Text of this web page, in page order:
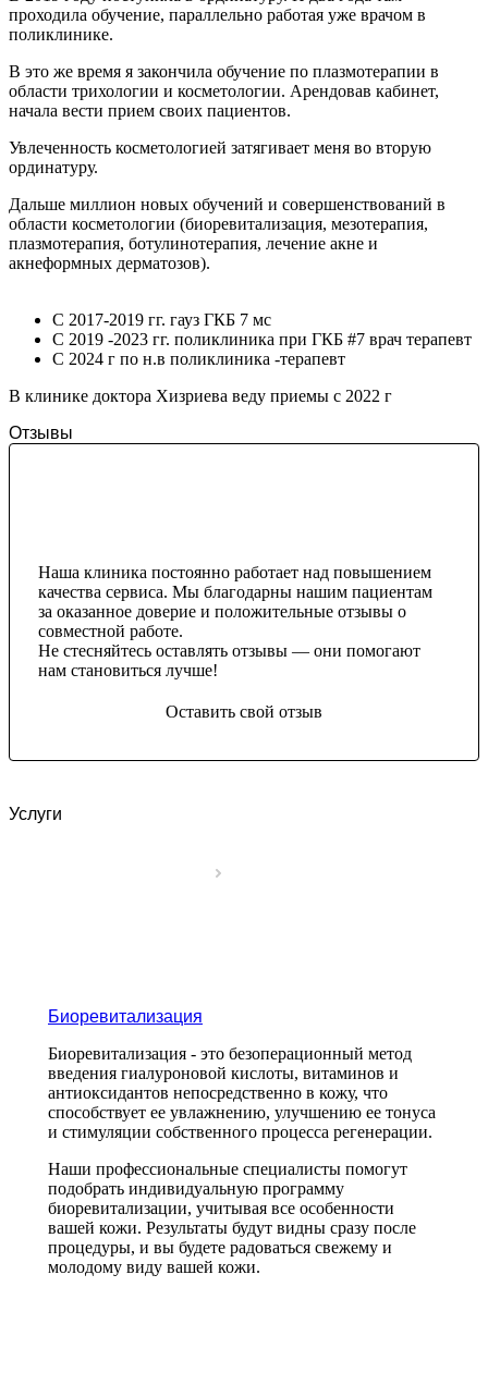
проходила обучение, параллельно работая уже врачом в
поликлинике.
В это же время я закончила обучение по плазмотерапии в
области трихологии и косметологии. Арендовав кабинет,
начала вести прием своих пациентов.
Увлеченность косметологией затягивает меня во вторую
ординатуру.
Дальше миллион новых обучений и совершенствований в
области косметологии (биоревитализация, мезотерапия,
плазмотерапия, ботулинотерапия, лечение акне и
акнеформных дерматозов).
С 2017-2019 гг. гауз ГКБ 7 мс
С 2019 -2023 гг. поликлиника при ГКБ #7 врач терапевт
С 2024 г по н.в поликлиника -терапевт
В клинике доктора Хизриева веду приемы с 2022 г
Отзывы
Наша клиника постоянно работает над повышением
качества сервиса. Мы благодарны нашим пациентам
за оказанное доверие и положительные отзывы о
совместной работе.
Не стесняйтесь оставлять отзывы — они помогают
нам становиться лучше!
Оставить свой отзыв
Услуги
Биоревитализация
Биоревитализация - это безоперационный метод
введения гиалуроновой кислоты, витаминов и
антиоксидантов непосредственно в кожу, что
способствует ее увлажнению, улучшению ее тонуса
и стимуляции собственного процесса регенерации.
Наши профессиональные специалисты помогут
подобрать индивидуальную программу
биоревитализации, учитывая все особенности
вашей кожи. Результаты будут видны сразу после
процедуры, и вы будете радоваться свежему и
молодому виду вашей кожи.